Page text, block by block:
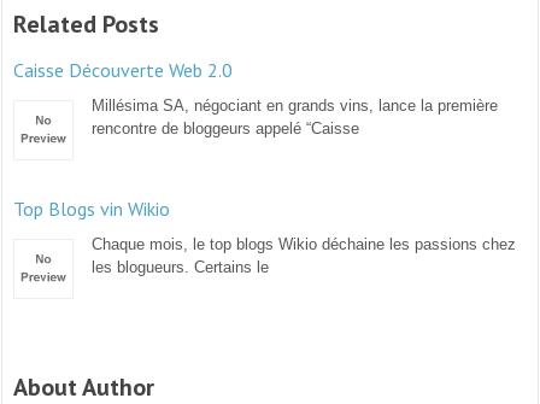
Related Posts
Caisse Découverte Web 2.0
Millésima SA, négociant en grands vins, lance la première
rencontre de bloggeurs appelé “Caisse
Top Blogs vin Wikio
Chaque mois, le top blogs Wikio déchaine les passions chez
les blogueurs. Certains le
About Author